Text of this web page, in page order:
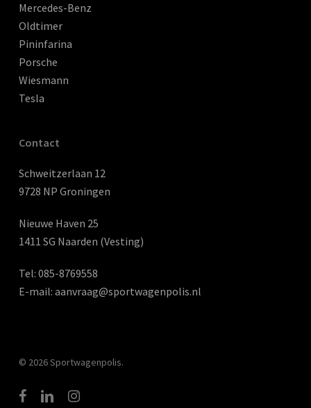
Mercedes-Benz
Oldtimer
Pininfarina
Porsche
Wiesmann
Tesla
Contact
Schweitzerlaan 12
9728 NP Groningen
Nieuwe Haven 25
1411 SG Naarden (Vesting)
Tel: 085-8769558
E-mail: aanvraag@sportwagenpolis.nl
© 2026 Sportwagenpolis.
facebooklinkedininstagram